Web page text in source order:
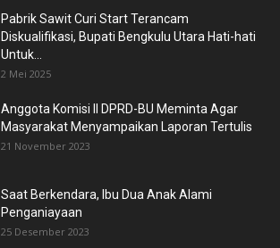
Pabrik Sawit Curi Start Terancam
Diskualifikasi, Bupati Bengkulu Utara Hati-hati
Untuk...
2 Mei 2025
Anggota Komisi II DPRD-BU Meminta Agar
Masyarakat Menyampaikan Laporan Tertulis
21 November 2023
Saat Berkendara, Ibu Dua Anak Alami
Penganiayaan
25 Desember 2023